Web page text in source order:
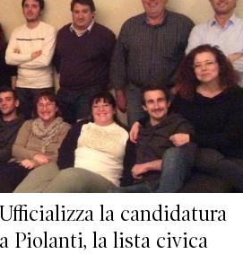
la candidatura
Piolanti, la lista civica